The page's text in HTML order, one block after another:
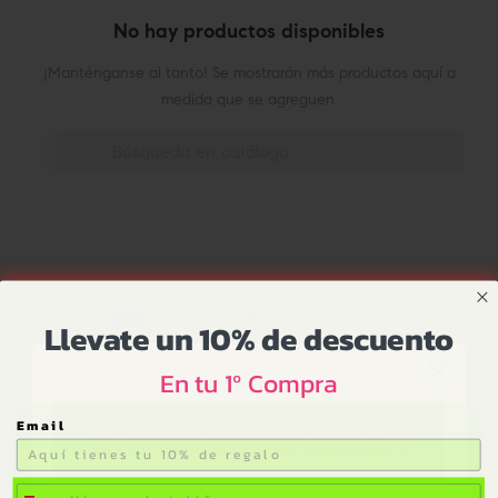
No hay productos disponibles
¡¡Aviso importante!!
Llevate un 10% de descuento
En tu 1º Compra
Email
tlf